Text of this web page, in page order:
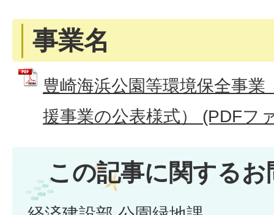
事業名
豊崎海浜公園等環境保全事業
援事業の公表様式） (PDFフ
この記事に関する